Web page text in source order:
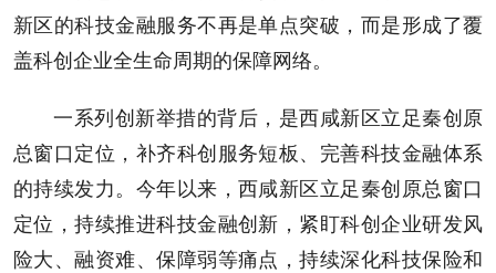
新区的科技金融服务不再是单点突破，而是形成了覆
盖科创企业全生命周期的保障网络。
一系列创新举措的背后，是西咸新区立足秦创原
总窗口定位，补齐科创服务短板、完善科技金融体系
的持续发力。今年以来，西咸新区立足秦创原总窗口
定位，持续推进科技金融创新，紧盯科创企业研发风
险大、融资难、保障弱等痛点，持续深化科技保险和